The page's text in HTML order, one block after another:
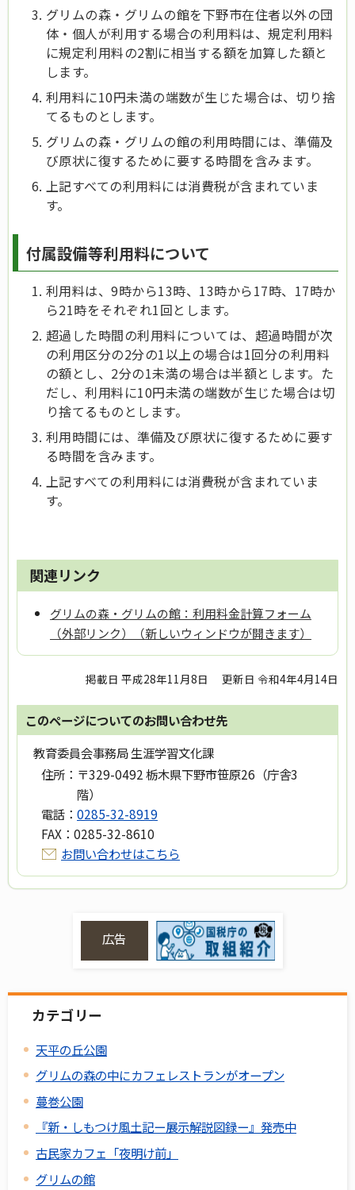
グリムの森・グリムの館を下野市在住者以外の団
体・個人が利用する場合の利用料は、規定利用料
に規定利用料の2割に相当する額を加算した額と
します。
利用料に10円未満の端数が生じた場合は、切り捨
てるものとします。
グリムの森・グリムの館の利用時間には、準備及
び原状に復するために要する時間を含みます。
上記すべての利用料には消費税が含まれていま
す。
付属設備等利用料について
利用料は、9時から13時、13時から17時、17時か
ら21時をそれぞれ1回とします。
超過した時間の利用料については、超過時間が次
の利用区分の2分の1以上の場合は1回分の利用料
の額とし、2分の1未満の場合は半額とします。た
だし、利用料に10円未満の端数が生じた場合は切
り捨てるものとします。
利用時間には、準備及び原状に復するために要す
る時間を含みます。
上記すべての利用料には消費税が含まれていま
す。
関連リンク
グリムの森・グリムの館：利用料金計算フォーム
（外部リンク）（新しいウィンドウが開きます）
掲載日 平成28年11月8日 更新日 令和4年4月14日
このページについてのお問い合わせ先
教育委員会事務局 生涯学習文化課
住所： 〒329-0492 栃木県下野市笹原26（庁舎3
階）
電話： 0285-32-8919
FAX： 0285-32-8610
お問い合わせはこちら
広告
カテゴリー
天平の丘公園
グリムの森の中にカフェレストランがオープン
蔓巻公園
『新・しもつけ風土記ー展示解説図録ー』発売中
古民家カフェ「夜明け前」
グリムの館